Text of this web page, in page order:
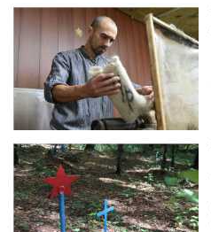
Вконтакте